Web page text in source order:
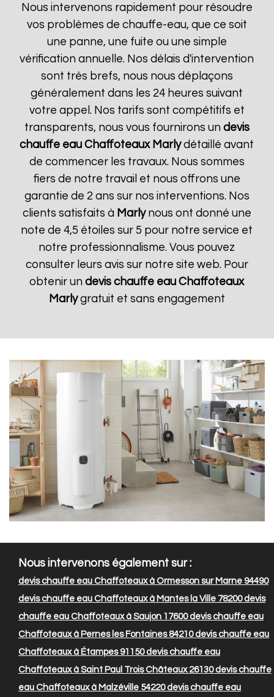
Nous intervenons rapidement pour résoudre
vos problèmes de chauffe-eau, que ce soit
une panne, une fuite ou une simple
vérification annuelle. Nos délais d'intervention
sont très brefs, nous nous déplaçons
généralement dans les 24 heures suivant
votre appel. Nos tarifs sont compétitifs et
transparents, nous vous fournirons un devis
chauffe eau Chaffoteaux Marlydétaillé avant
de commencer les travaux. Nous sommes
fiers de notre travail et nous offrons une
garantie de 2 ans sur nos interventions. Nos
clients satisfaits à Marlynous ont donné une
note de 4,5 étoiles sur 5 pour notre service et
notre professionnalisme. Vous pouvez
consulter leurs avis sur notre site web. Pour
obtenir undevis chauffe eau Chaffoteaux
Marlygratuit et sans engagement
Nous intervenons également sur :
devis chauffe eau Chaffoteaux à Ormesson sur Marne 94490
devis chauffe eau Chaffoteaux à Mantes la Ville 78200devis
chauffe eau Chaffoteaux à Saujon 17600devis chauffe eau
Chaffoteaux à Pernes les Fontaines 84210devis chauffe eau
Chaffoteaux à Étampes 91150devis chauffe eau
Chaffoteaux à Saint Paul Trois Châteaux 26130devis chauffe
eau Chaffoteaux à Malzéville 54220devis chauffe eau